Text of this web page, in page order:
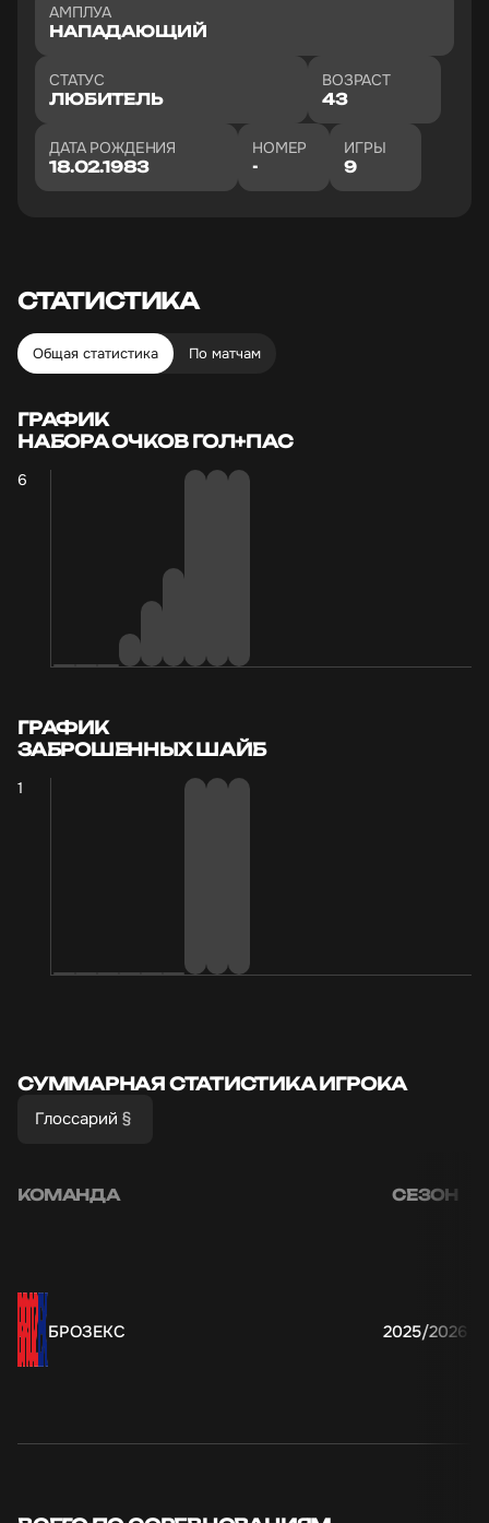
АМПЛУА
НАПАДАЮЩИЙ
СТАТУС
ЛЮБИТЕЛЬ
ДАТА РОЖДЕНИЯ
18.02.1983
НОМЕР
-
ИГРЫ
9
ВОЗРАСТ
43
СТАТИСТИКА
Общая статистика По матчам
ГРАФИК
НАБОРА ОЧКОВ ГОЛ+ПАС
6
ГРАФИК
ЗАБРОШЕННЫХ ШАЙБ
1
СУММАРНАЯ СТАТИСТИКА ИГРОКА
Глоссарий
КОМАНДА СЕЗОН
БРОЗЕКС 2025/2026